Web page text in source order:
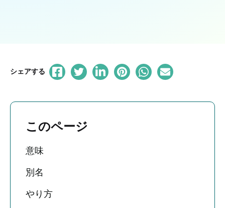
シェアする
このページ
意味
別名
やり方